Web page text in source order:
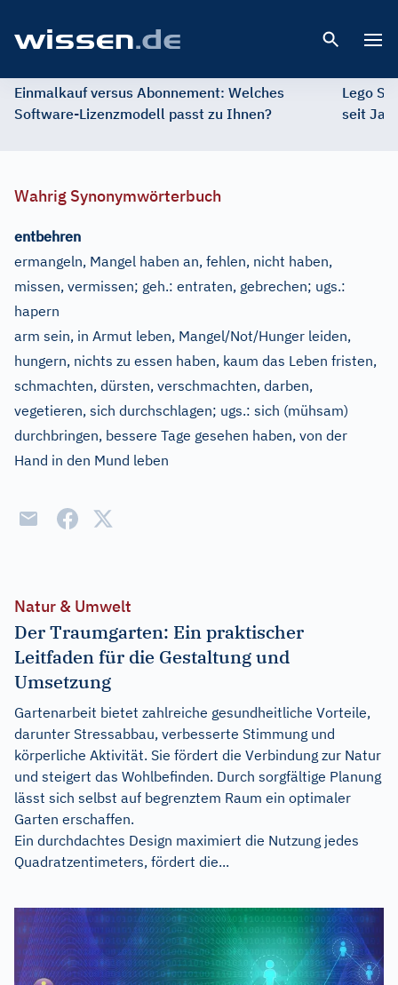
Einmalkauf versus Abonnement: Welches
Software-Lizenzmodell passt zu Ihnen?
Lego
seit
Wahrig Synonymwörterbuch
entbehren
ermangeln, Mangel haben an, fehlen, nicht haben,
missen, vermissen; geh.: entraten, gebrechen; ugs.:
hapern
arm sein, in Armut leben, Mangel/Not/Hunger leiden,
hungern, nichts zu essen haben, kaum das Leben fristen,
schmachten, dürsten, verschmachten, darben,
vegetieren, sich durchschlagen; ugs.: sich (mühsam)
durchbringen, bessere Tage gesehen haben, von der
Hand in den Mund leben
Natur & Umwelt
Der Traumgarten: Ein praktischer
Leitfaden für die Gestaltung und
Umsetzung
Gartenarbeit bietet zahlreiche gesundheitliche Vorteile,
darunter Stressabbau, verbesserte Stimmung und
körperliche Aktivität. Sie fördert die Verbindung zur Natur
und steigert das Wohlbefinden. Durch sorgfältige Planung
lässt sich selbst auf begrenztem Raum ein optimaler
Garten erschaffen.
Ein durchdachtes Design maximiert die Nutzung jedes
Quadratzentimeters, fördert die...